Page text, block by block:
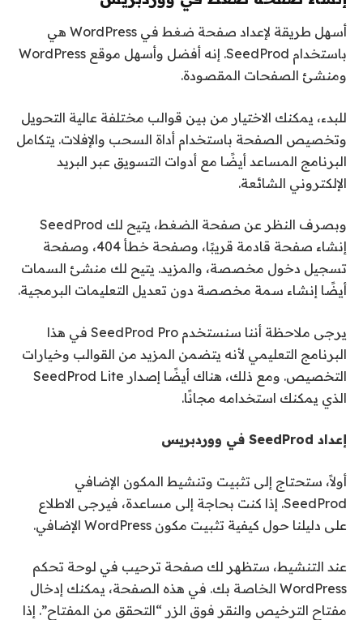
أسهل طريقة لإعداد صفحة ضغط في WordPress هي
باستخدام SeedProd. إنه أفضل وأسهل موقع WordPress
ومنشئ الصفحات المقصودة.
للبدء، يمكنك الاختيار من بين قوالب مختلفة عالية التحويل
وتخصيص الصفحة باستخدام أداة السحب والإفلات. يتكامل
البرنامج المساعد أيضًا مع أدوات التسويق عبر البريد
الإلكتروني الشائعة.
وبصرف النظر عن صفحة الضغط، يتيح لك SeedProd
إنشاء صفحة قادمة قريبًا، وصفحة خطأ 404، وصفحة
تسجيل دخول مخصصة، والمزيد. يتيح لك منشئ السمات
أيضًا إنشاء سمة مخصصة دون تعديل التعليمات البرمجية.
يرجى ملاحظة أننا سنستخدم SeedProd Pro في هذا
البرنامج التعليمي لأنه يتضمن المزيد من القوالب وخيارات
التخصيص. ومع ذلك، هناك أيضًا إصدار SeedProd Lite
الذي يمكنك استخدامه مجانًا.
إعداد SeedProd في ووردبريس
أولاً، ستحتاج إلى تثبيت وتنشيط المكون الإضافي
SeedProd. إذا كنت بحاجة إلى مساعدة، فيرجى الاطلاع
على دليلنا حول كيفية تثبيت مكون WordPress الإضافي.
عند التنشيط، ستظهر لك صفحة ترحيب في لوحة تحكم
WordPress الخاصة بك. في هذه الصفحة، يمكنك إدخال
مفتاح الترخيص والنقر فوق الزر “التحقق من المفتاح”. إذا